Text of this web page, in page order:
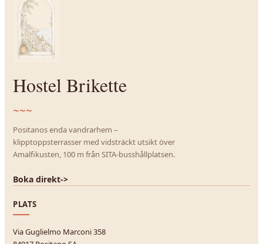
Hostel Brikette
~~~
Positanos enda vandrarhem –
klipptoppsterrasser med vidsträckt utsikt över
Amalfikusten, 100 m från SITA-busshållplatsen.
Boka direkt->
PLATS
Via Guglielmo Marconi 358